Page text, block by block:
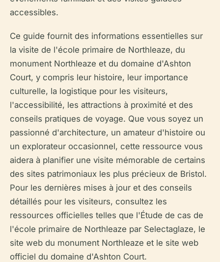
accessibles.
Ce guide fournit des informations essentielles sur
la visite de l'école primaire de Northleaze, du
monument Northleaze et du domaine d'Ashton
Court, y compris leur histoire, leur importance
culturelle, la logistique pour les visiteurs,
l'accessibilité, les attractions à proximité et des
conseils pratiques de voyage. Que vous soyez un
passionné d'architecture, un amateur d'histoire ou
un explorateur occasionnel, cette ressource vous
aidera à planifier une visite mémorable de certains
des sites patrimoniaux les plus précieux de Bristol.
Pour les dernières mises à jour et des conseils
détaillés pour les visiteurs, consultez les
ressources officielles telles que l'Étude de cas de
l'école primaire de Northleaze par Selectaglaze, le
site web du monument Northleaze et le site web
officiel du domaine d'Ashton Court.